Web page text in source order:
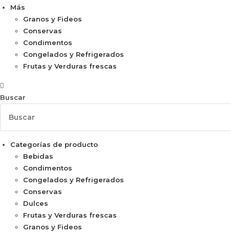
Más
Granos y Fideos
Conservas
Condimentos
Congelados y Refrigerados
Frutas y Verduras frescas
Buscar
Categorías de producto
Bebidas
Condimentos
Congelados y Refrigerados
Conservas
Dulces
Frutas y Verduras frescas
Granos y Fideos